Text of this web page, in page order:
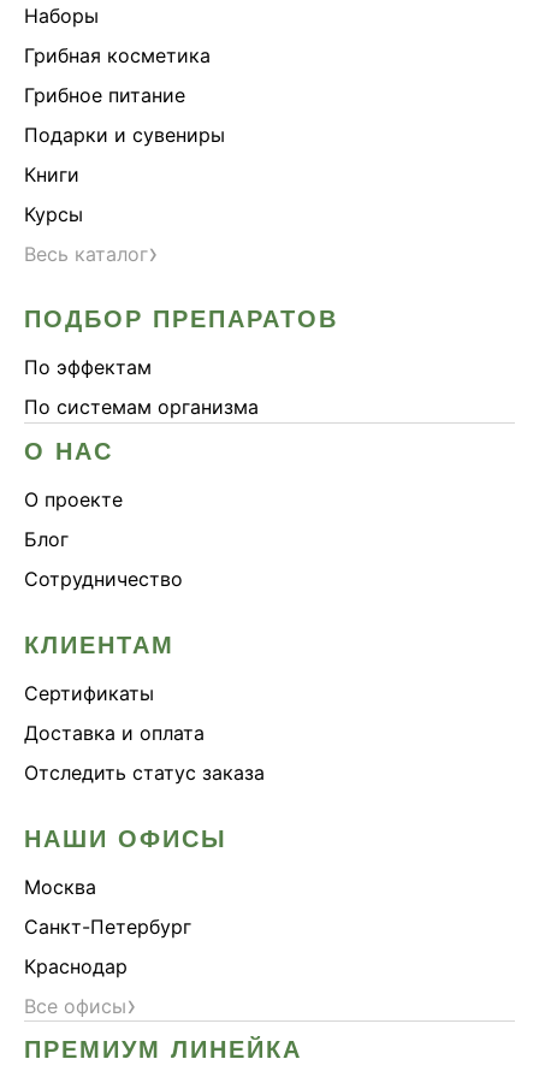
Наборы
Грибная косметика
Грибное питание
Подарки и сувениры
Книги
Курсы
Весь каталог›
ПОДБОР ПРЕПАРАТОВ
По эффектам
По системам организма
О НАС
О проекте
Блог
Сотрудничество
КЛИЕНТАМ
Сертификаты
Доставка и оплата
Отследить статус заказа
НАШИ ОФИСЫ
Москва
Санкт-Петербург
Краснодар
Все офисы›
ПРЕМИУМ ЛИНЕЙКА